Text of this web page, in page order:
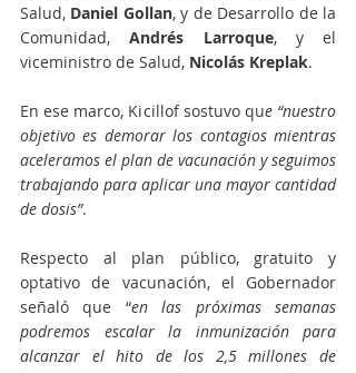
Salud, Daniel Gollan, y de Desarrollo de la
Comunidad, Andrés Larroque, y el
viceministro de Salud, Nicolás Kreplak.
En ese marco, Kicillof sostuvo que “nuestro
objetivo es demorar los contagios mientras
aceleramos el plan de vacunación y seguimos
trabajando para aplicar una mayor cantidad
de dosis”.
Respecto al plan público, gratuito y
optativo de vacunación, el Gobernador
señaló que “en las próximas semanas
podremos escalar la inmunización para
alcanzar el hito de los 2,5 millones de